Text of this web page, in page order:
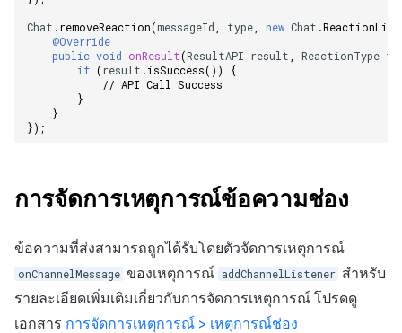
Chat .removeReaction(messageId, type, new Chat .
@Override
public void onResult(ResultAPI result, ReactionType
if (result .isSuccess())
{
// API Call Success
}
}
});
การจัดการเหตุการณ์ข้อความช่อง
ข้อความที่ส่งสามารถถูกได้รับโดยตัวจัดการเหตุการณ์
onChannelMessage ของเหตุการณ์ addChannelListener สำหรับ
รายละเอียดเพิ่มเติมเกี่ยวกับการจัดการเหตุการณ์ โปรดดู
เอกสาร การจัดการเหตุการณ์ > เหตุการณ์ช่อง